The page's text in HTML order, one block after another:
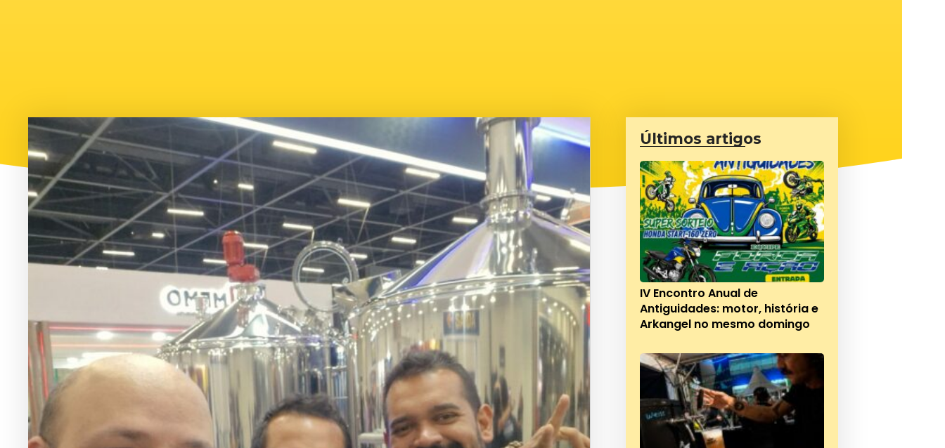
Últimos artigos
IV Encontro Anual de
Antiguidades: motor, história e
Arkangel no mesmo domingo